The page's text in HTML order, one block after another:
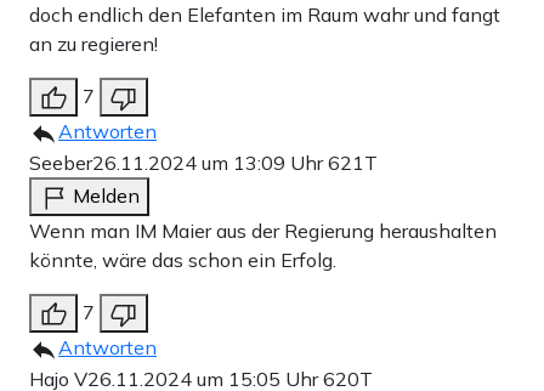
doch endlich den Elefanten im Raum wahr und fangt
an zu regieren!
7
Antworten
Seeber26.11.2024 um 13:09 Uhr621T
Melden
Wenn man IM Maier aus der Regierung heraushalten
könnte, wäre das schon ein Erfolg.
7
Antworten
Hajo V26.11.2024 um 15:05 Uhr620T